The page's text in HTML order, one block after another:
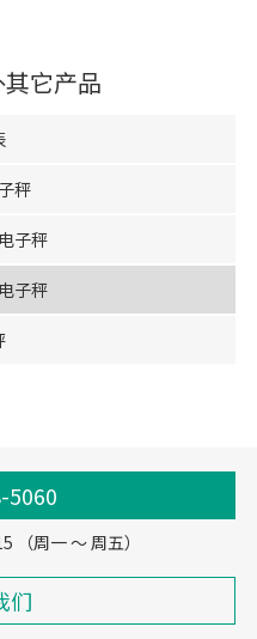
其它产品
秤
子秤
子秤
5060
（周一 ～ 周五）
们